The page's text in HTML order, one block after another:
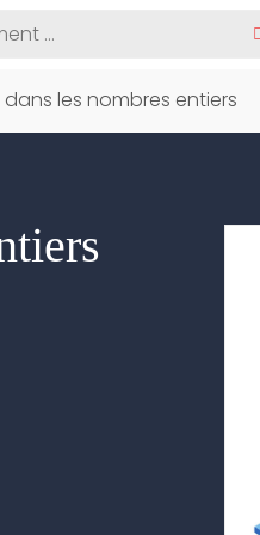
les nombres entiers